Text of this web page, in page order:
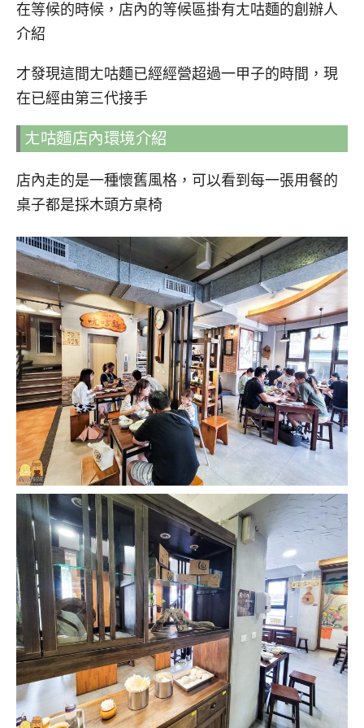
在等候的時候，店內的等候區掛有ㄤ咕麵的創辦人
介紹
才發現這間ㄤ咕麵已經經營超過一甲子的時間，現
在已經由第三代接手
ㄤ咕麵店內環境介紹
店內走的是一種懷舊風格，可以看到每一張用餐的
桌子都是採木頭方桌椅